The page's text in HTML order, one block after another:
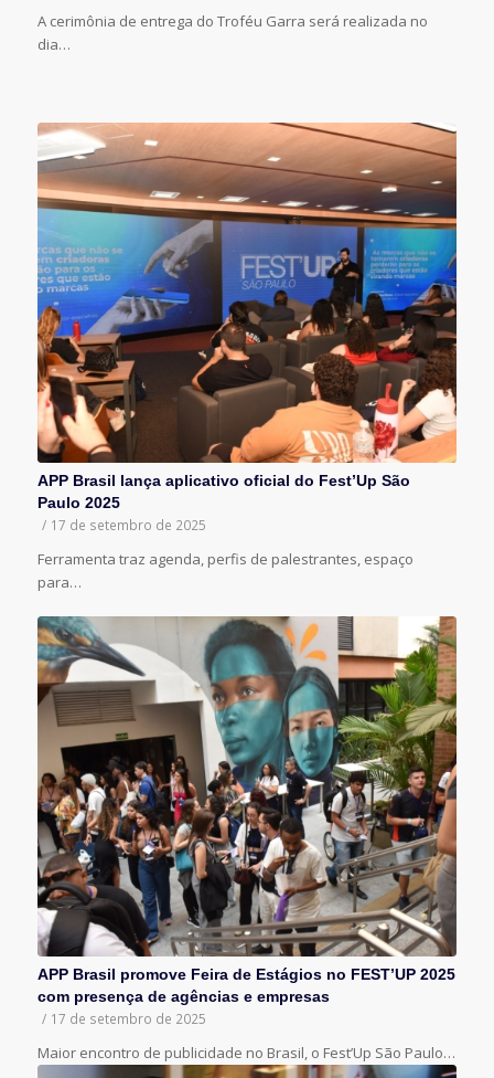
A cerimônia de entrega do Troféu Garra será realizada no
dia…
APP Brasil lança aplicativo oficial do Fest’Up São
Paulo 2025
/ 17 de setembro de 2025
Ferramenta traz agenda, perfis de palestrantes, espaço
para…
APP Brasil promove Feira de Estágios no FEST’UP 2025
com presença de agências e empresas
/ 17 de setembro de 2025
Maior encontro de publicidade no Brasil, o Fest’Up São Paulo…